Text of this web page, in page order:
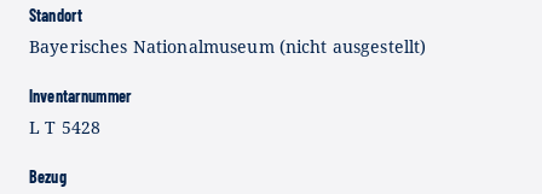
Standort
Bayerisches Nationalmuseum (nicht ausgestellt)
Inventarnummer
L T 5428
Bezug